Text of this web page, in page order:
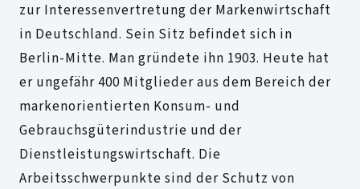
zur Interessenvertretung der Markenwirtschaft
in Deutschland. Sein Sitz befindet sich in
Berlin-Mitte. Man gründete ihn 1903. Heute hat
er ungefähr 400 Mitglieder aus dem Bereich der
markenorientierten Konsum- und
Gebrauchsgüterindustrie und der
Dienstleistungswirtschaft. Die
Arbeitsschwerpunkte sind der Schutz von